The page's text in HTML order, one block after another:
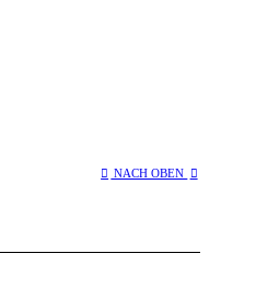
NACH OBEN